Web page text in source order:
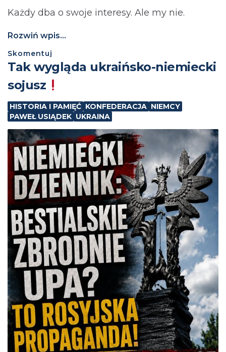
Każdy dba o swoje interesy. Ale my nie.
Rozwiń wpis...
Skomentuj
Tak wygląda ukraińsko-niemiecki
sojusz
HISTORIA I PAMIĘĆ KONFEDERACJA NIEMCY
PAWEŁ USIĄDEK UKRAINA